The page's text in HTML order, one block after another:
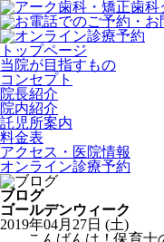
トップページ
当院が目指すもの
コンセプト
院長紹介
院内紹介
託児所案内
料金表
アクセス・医院情報
オンライン診療予約
ブログ
ゴールデンウィーク
2019年04月27日 (土)
こんばんは！保育士